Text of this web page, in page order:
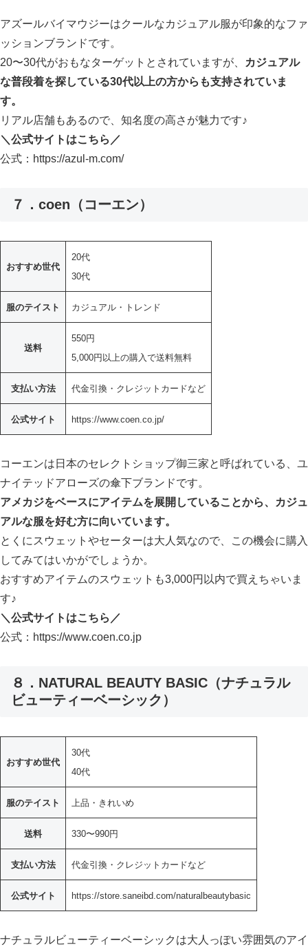
アズールバイマウジーはクールなカジュアル服が印象的なファ
ッションブランドです。
20〜30代がおもなターゲットとされていますが、 カジュアル
な普段着を探している30代以上の方からも支持されていま
す。
リアル店舗もあるので、知名度の高さが魅力です♪
＼公式サイトはこちら／
公式：https://azul-m.com/
７．coen（コーエン）
おすすめ世代
20代
30代
服のテイスト カジュアル・トレンド
送料
550円
5,000円以上の購入で送料無料
支払い方法 代金引換・クレジットカードなど
公式サイト https://www.coen.co.jp/
コーエンは日本のセレクトショップ御三家と呼ばれている、ユ
ナイテッドアローズの傘下ブランドです。
アメカジをベースにアイテムを展開していることから、カジュ
アルな服を好む方に向いています。
とくにスウェットやセーターは大人気なので、この機会に購入
してみてはいかがでしょうか。
おすすめアイテムのスウェットも3,000円以内で買えちゃいま
す♪
＼公式サイトはこちら／
公式：https://www.coen.co.jp
８．NATURAL BEAUTY BASIC（ナチュラル
ビューティーベーシック）
おすすめ世代
30代
40代
服のテイスト 上品・きれいめ
送料 330〜990円
支払い方法 代金引換・クレジットカードなど
公式サイト https://store.saneibd.com/naturalbeautybasic
ナチュラルビューティーベーシックは大人っぽい雰囲気のアイ